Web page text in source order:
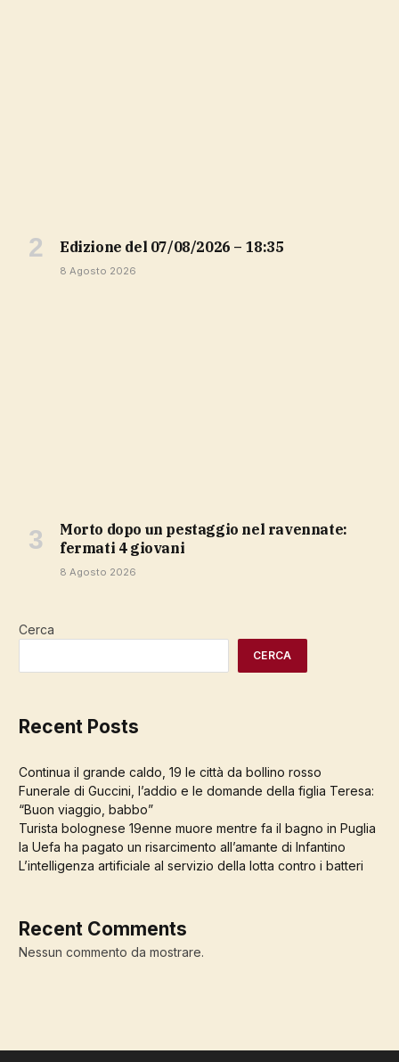
Edizione del 07/08/2026 – 18:35
8 Agosto 2026
Morto dopo un pestaggio nel ravennate:
fermati 4 giovani
8 Agosto 2026
Cerca
CERCA
Recent Posts
Continua il grande caldo, 19 le città da bollino rosso
Funerale di Guccini, l’addio e le domande della figlia Teresa:
“Buon viaggio, babbo”
Turista bolognese 19enne muore mentre fa il bagno in Puglia
la Uefa ha pagato un risarcimento all’amante di Infantino
L’intelligenza artificiale al servizio della lotta contro i batteri
Recent Comments
Nessun commento da mostrare.